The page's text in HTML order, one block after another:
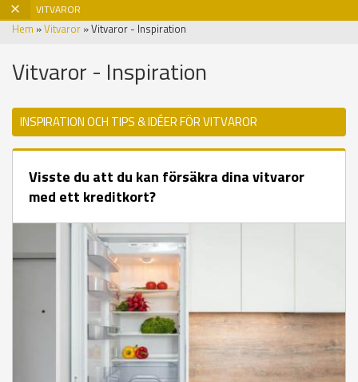
VITVAROR
Hem »Vitvaror » Vitvaror - Inspiration
Vitvaror - Inspiration
INSPIRATION OCH TIPS & IDÉER FÖR VITVAROR
Visste du att du kan försäkra dina vitvaror
med ett kreditkort?